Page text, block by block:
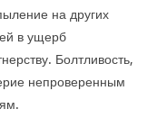
на других
в ущерб
Болтливость,
непроверенным